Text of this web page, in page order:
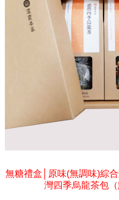
無糖禮盒│原味(無調味)綜
灣四季烏龍茶包（